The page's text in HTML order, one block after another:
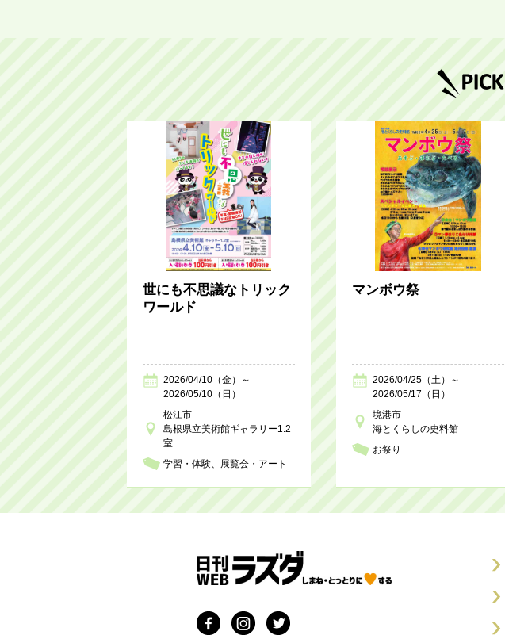
世にも不思議なトリック
ワールド
2026/04/10（金）～
2026/05/10（日）
松江市
島根県立美術館ギャラリー1.2
室
学習・体験
展覧会・アート
マンボウ祭
2026/04/25（土）～
2026/05/17（日）
境港市
海とくらしの史料館
お祭り